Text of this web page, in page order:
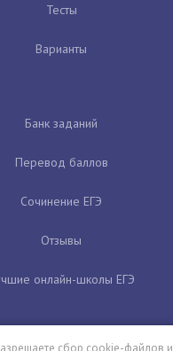
Тесты
Варианты
Банк заданий
Перевод баллов
Сочинение ЕГЭ
Отзывы
онлайн-школы ЕГЭ
сбор cookie-файлов и